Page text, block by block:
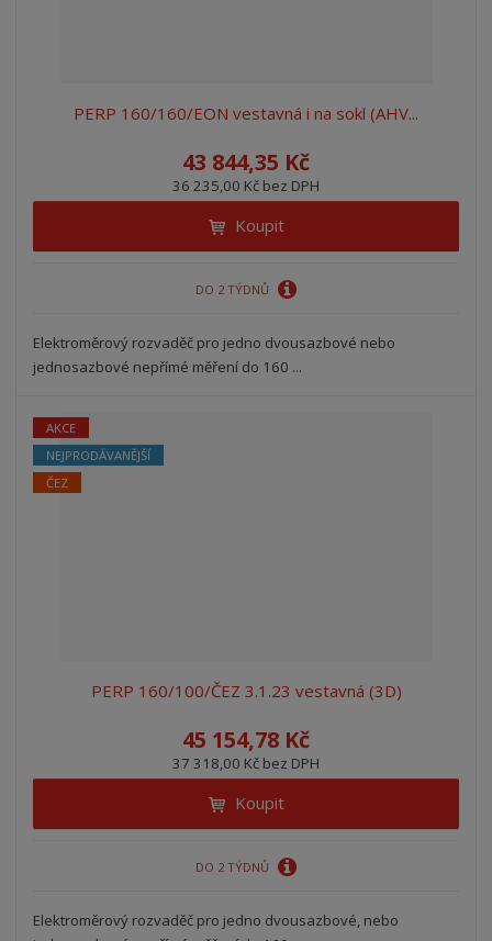
PERP 160/160/EON vestavná i na sokl (AHV...
43 844,35 Kč
36 235,00 Kč bez DPH
Koupit
DO 2 TÝDNŮ
Elektroměrový rozvaděč pro jedno dvousazbové nebo
jednosazbové nepřímé měření do 160 ...
AKCE
NEJPRODÁVANĚJŠÍ
ČEZ
PERP 160/100/ČEZ 3.1.23 vestavná (3D)
45 154,78 Kč
37 318,00 Kč bez DPH
Koupit
DO 2 TÝDNŮ
Elektroměrový rozvaděč pro jedno dvousazbové, nebo